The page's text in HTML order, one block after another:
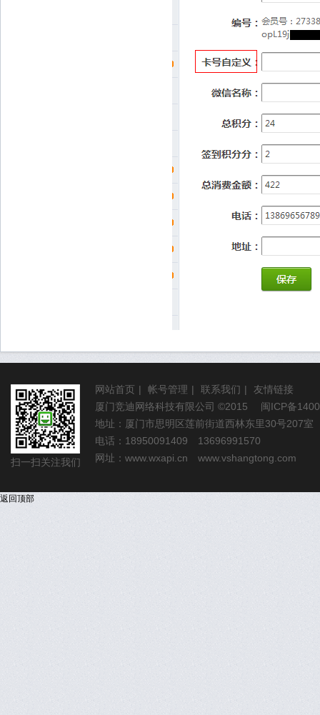
扫一扫关注我们
网站首页 | 帐号管理 | 联系我们 |
友情链接
厦门竞迪网络科技有限公司 ©2015 闽ICP备
地址：厦门市思明区莲前街道西林东里30号207室
电话：18950091409 13696991570
网址： www.wxapi.cn www.vshangtong.com
返回顶部